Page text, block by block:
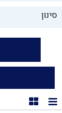
סינון
תצוגת רשימה
תצוגת